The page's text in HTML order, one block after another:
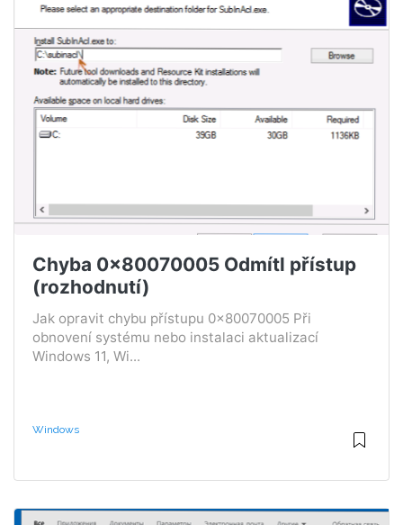
Chyba 0x80070005 Odmítl přístup
(rozhodnutí)
Jak opravit chybu přístupu 0x80070005 Při
obnovení systému nebo instalaci aktualizací
Windows 11, Wi...
Windows